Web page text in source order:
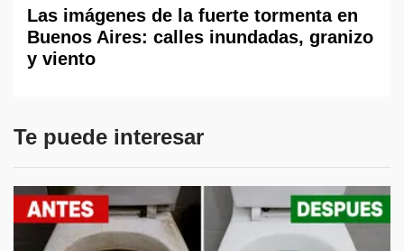
Las imágenes de la fuerte tormenta en
Buenos Aires: calles inundadas, granizo
y viento
Te puede interesar